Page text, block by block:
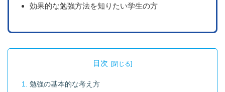
効果的な勉強方法を知りたい学生の方
目次
勉強の基本的な考え方